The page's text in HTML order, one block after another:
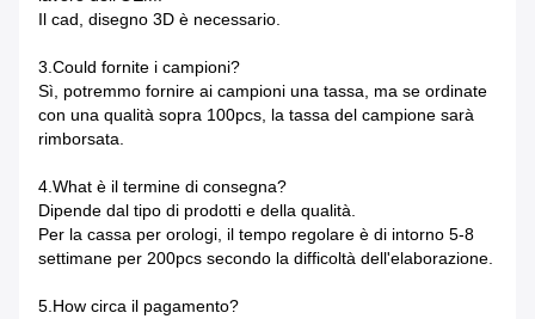
Il cad, disegno 3D è necessario.
3.Could fornite i campioni?
Sì, potremmo fornire ai campioni una tassa, ma se ordinate
con una qualità sopra 100pcs, la tassa del campione sarà
rimborsata.
4.What è il termine di consegna?
Dipende dal tipo di prodotti e della qualità.
Per la cassa per orologi, il tempo regolare è di intorno 5-8
settimane per 200pcs secondo la difficoltà dell'elaborazione.
5.How circa il pagamento?